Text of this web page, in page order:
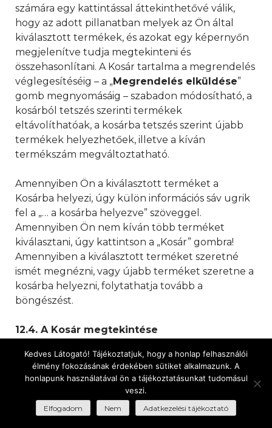
számára egy kattintással áttekinthetővé válik,
hogy az adott pillanatban melyek az Ön által
kiválasztott termékek, és azokat egy képernyőn
megjelenítve tudja megtekinteni és
összehasonlítani. A Kosár tartalma a megrendelés
véglegesítéséig – a „Megrendelés elküldése”
gomb megnyomásáig – szabadon módosítható, a
kosárból tetszés szerinti termékek
eltávolíthatóak, a kosárba tetszés szerint újabb
termékek helyezhetőek, illetve a kíván
termékszám megváltoztatható.
Amennyiben Ön a kiválasztott terméket a
Kosárba helyezi, úgy külön információs sáv ugrik
fel a „… a kosárba helyezve” szöveggel.
Amennyiben Ön nem kíván több terméket
kiválasztani, úgy kattintson a „Kosár” gombra!
Amennyiben a kiválasztott terméket szeretné
ismét megnézni, vagy újabb terméket szeretne a
kosárba helyezni, folytathatja tovább a
böngészést.
12.4. A Kosár megtekintése
található „Kosár tartalma … Ft” gombra, vagy a
kosár ikonra kattintva bármikor ellenőrizheti a
kosár tartalmát. Itt lehetősége van a kiválasztott
termékeket eltávolítani a kosárból, illetve a
termék darabszámát megváltoztatni. A rendszer
Kedves Látogató! Tájékoztatjuk, hogy a honlap felhasználói
élmény fokozásának érdekében sütiket alkalmazunk. A
honlapunk használatával ön a tájékoztatásunkat tudomásul
veszi.
Elfogadom Nem Adatkezelési tájékoztató